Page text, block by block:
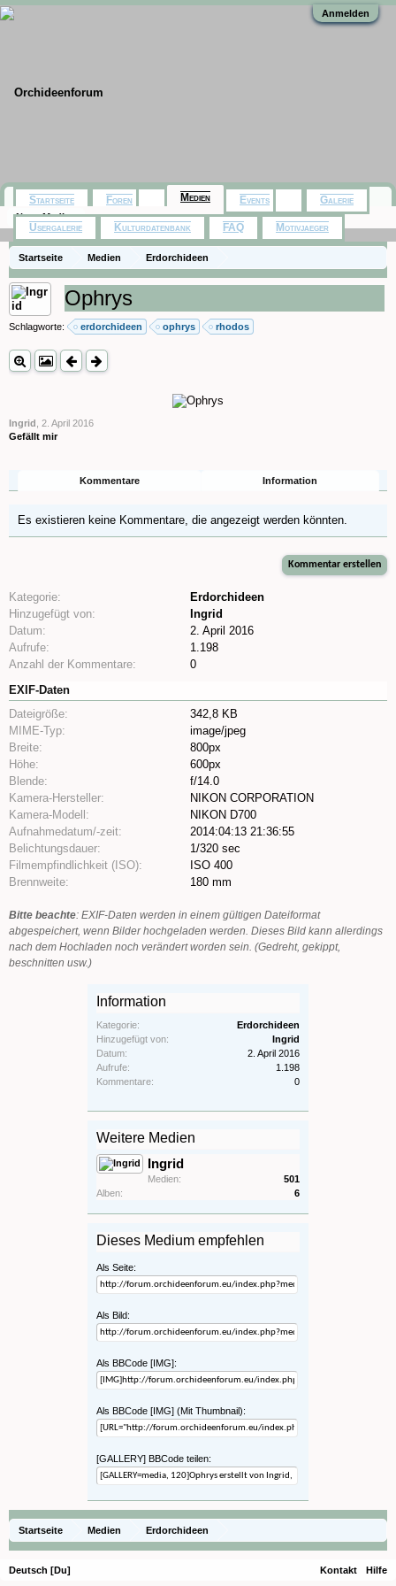
Anmelden
Startseite Medien Erdorchideen
Ophrys
Schlagworte: erdorchideen ophrys rhodos
Ingrid 2. April 2016
Gefällt mir
Kommentare Information
Es existieren keine Kommentare, die angezeigt werden könnten.
Kategorie:
Erdorchideen
Hinzugefügt von:
Ingrid
Datum:
2. April 2016
Aufrufe:
1.198
Anzahl der Kommentare:
0
EXIF-Daten
Dateigröße:
342,8 KB
MIME-Typ:
image/jpeg
Breite:
800px
Höhe:
600px
Blende:
f/14.0
Kamera-Hersteller:
NIKON CORPORATION
Kamera-Modell:
NIKON D700
Aufnahmedatum/-zeit:
2014:04:13 21:36:55
Belichtungsdauer:
1/320 sec
Filmempfindlichkeit (ISO):
ISO 400
Brennweite:
180 mm
Bitte beachte: EXIF-Daten werden in einem gültigen Dateiformat
abgespeichert, wenn Bilder hochgeladen werden. Dieses Bild kann allerdings
nach dem Hochladen noch verändert worden sein. (Gedreht, gekippt,
beschnitten usw.)
Information
Kategorie:
Erdorchideen
Hinzugefügt von:
Ingrid
Datum:
2. April 2016
Aufrufe:
1.198
Kommentare:
0
Weitere Medien
Ingrid
Medien:
501
Alben:
6
Dieses Medium empfehlen
Als Seite:
Als Bild:
Als BBCode [IMG]:
Als BBCode [IMG] (Mit Thumbnail):
[GALLERY] BBCode teilen:
Startseite Medien Erdorchideen
Startseite Foren Medien
Neue Medien
Events Galerie
Usergalerie Kulturdatenbank FAQ Motivjaeger
Deutsch [Du] Kontakt Hilfe